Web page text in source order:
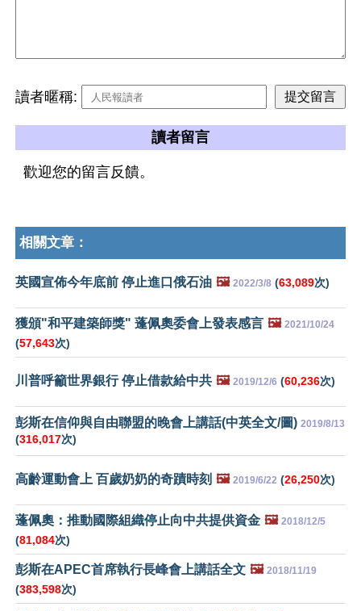
讀者暱稱:
讀者留言
歡迎您的留言反饋。
相關文章：
英國宣佈今年底前 停止進口俄石油 🖼️ 2022/3/8 (63,089次)
獲頒"和平建築師獎" 蓬佩奧委會上發表感言 🖼️ 2021/10/24
(57,643次)
川普呼籲世界銀行 停止借款給中共 🖼️ 2019/12/6 (60,236次)
彭斯在信仰與自由聯盟的晚會上講話(中英全文/圖) 2019/8/13
(316,017次)
高齡運動會上 百歲奶奶的奇蹟時刻 🖼️ 2019/6/22 (26,250次)
蓬佩奧：推動國際組織停止向中共提供資金 🖼️ 2018/12/5
(81,084次)
彭斯在APEC首席執行長峰會上講話全文 🖼️ 2018/11/19
(383,598次)